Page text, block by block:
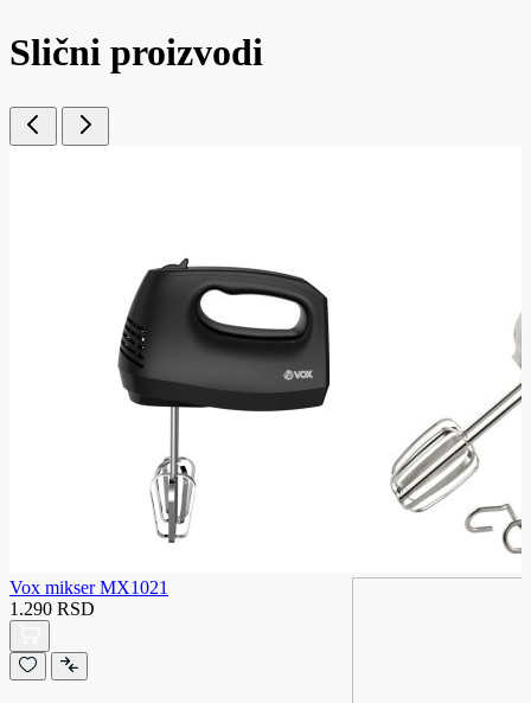
Slični proizvodi
Vox mikser MX1021
1.290 RSD